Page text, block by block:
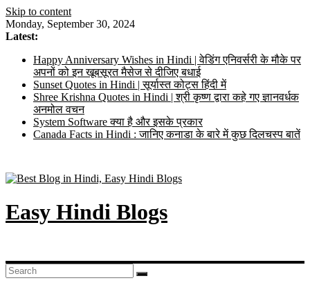
Skip to content
Monday, September 30, 2024
Latest:
Happy Anniversary Wishes in Hindi | वेडिंग एनिवर्सरी के मौके पर
अपनों को इन खूबसूरत मैसेज से दीजिए बधाई
Sunset Quotes in Hindi | सूर्यास्त कोट्स हिंदी में
Shree Krishna Quotes in Hindi | श्री कृष्ण द्वारा कहे गए ज्ञानवर्धक
अनमोल वचन
System Software क्या है और इसके प्रकार
Canada Facts in Hindi : जानिए कनाडा के बारे में कुछ दिलचस्प बातें
Easy Hindi Blogs